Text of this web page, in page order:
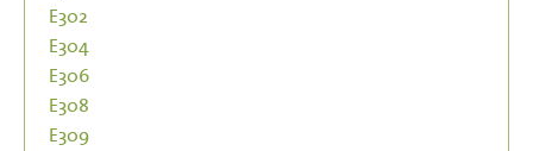
E302
E304
E306
E308
E309